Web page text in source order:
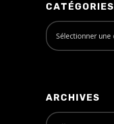
CATÉGORIES
ARCHIVES